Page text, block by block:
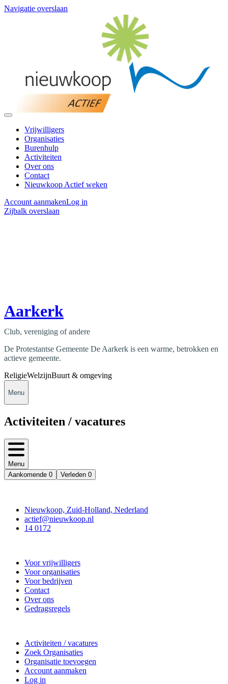
Navigatie overslaan
Vrijwilligers
Organisaties
Burenhulp
Activiteiten
Over ons
Contact
Nieuwkoop Actief weken
Account aanmakenLog in
Zijbalk overslaan
Aarkerk
Club, vereniging of andere
De Protestantse Gemeente De Aarkerk is een warme, betrokken en
actieve gemeente.
ReligieWelzijnBuurt & omgeving
Menu
Activiteiten / vacatures
Menu
Aankomende 0 Verleden 0
Nieuwkoop, Zuid-Holland, Nederland
actief@nieuwkoop.nl
14 0172
Voor vrijwilligers
Voor organisaties
Voor bedrijven
Contact
Over ons
Gedragsregels
Activiteiten / vacatures
Zoek Organisaties
Organisatie toevoegen
Account aanmaken
Log in